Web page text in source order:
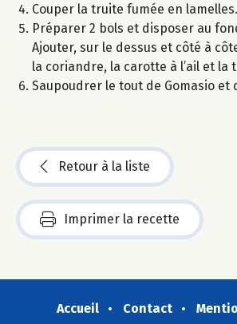
Couper la truite fumée en lamelles.
Préparer 2 bols et disposer au
Ajouter, sur le dessus et côté à
la coriandre, la carotte à l’ail et la
Saupoudrer le tout de Gomasio et
Retour à la liste
Imprimer la recette
Accueil Contact